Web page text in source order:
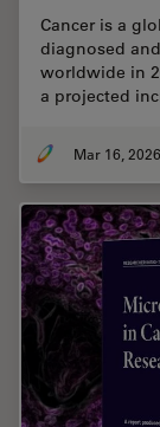
Cancer is a
diagnosed
worldwide in
a projected
Mar 16, 2026